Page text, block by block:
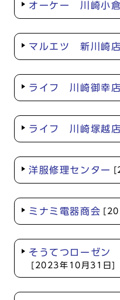
オーケー 川崎小
マルエツ 新川崎店
ライフ 川崎御幸店
ライフ 川崎塚越店
洋服修理センター
ミナミ電器商会
そうてつローゼン
[2023年10月31日]